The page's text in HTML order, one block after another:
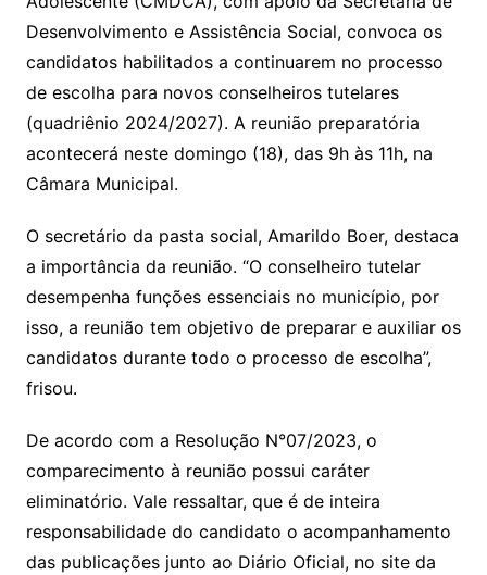
Desenvolvimento e Assistência Social, convoca os
candidatos habilitados a continuarem no processo
de escolha para novos conselheiros tutelares
(quadriênio 2024/2027). A reunião preparatória
acontecerá neste domingo (18), das 9h às 11h, na
Câmara Municipal.
O secretário da pasta social, Amarildo Boer, destaca
a importância da reunião. “O conselheiro tutelar
desempenha funções essenciais no município, por
isso, a reunião tem objetivo de preparar e auxiliar os
candidatos durante todo o processo de escolha”,
frisou.
De acordo com a Resolução N°07/2023, o
comparecimento à reunião possui caráter
eliminatório. Vale ressaltar, que é de inteira
responsabilidade do candidato o acompanhamento
das publicações junto ao Diário Oficial, no site da